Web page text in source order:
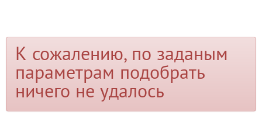
К сожалению, по заданым
параметрам подобрать
ничего не удалось